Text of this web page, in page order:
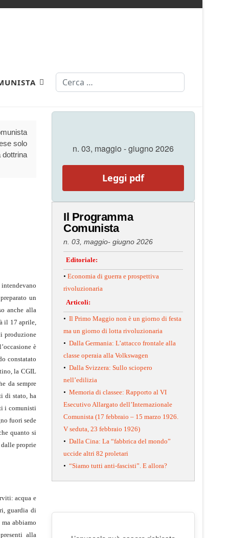
Cerca
solo
dottrina
un
anche alla
il 17 aprile,
produzione
è
constatato
la CGIL
da sempre
di stato, ha
i comunisti
fuori sede
quanto si
dalle proprie
acqua e
guardia di
abbiamo
alla
n. 03, maggio - giugno 2026
Leggi pdf
Il Programma
Comunista
n. 03, maggio- giugno 2026
Editoriale:
• Economia di guerra e prospettiva
rivoluzionaria
Articoli:
• Il Primo Maggio non è un giorno di festa
ma un giorno di lotta rivoluzionaria
• Dalla Germania: L’attacco frontale alla
classe operaia alla Volkswagen
• Dalla Svizzera: Sullo sciopero
nell’edilizia
• Memoria di classee: Rapporto al VI
Esecutivo Allargato dell’Internazionale
Comunista (17 febbraio – 15 marzo 1926.
V seduta, 23 febbraio 1926)
• Dalla Cina: La “fabbrica del mondo”
uccide altri 82 proletari
• “Siamo tutti anti-fascisti”. E allora?